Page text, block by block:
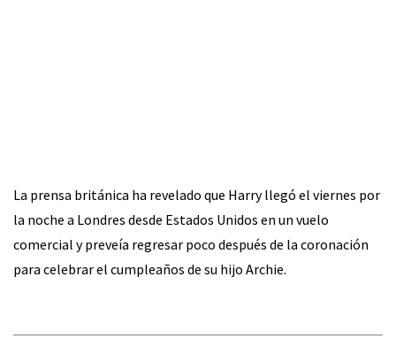
La prensa británica ha revelado que Harry llegó el viernes por
la noche a Londres desde Estados Unidos en un vuelo
comercial y preveía regresar poco después de la coronación
para celebrar el cumpleaños de su hijo Archie.